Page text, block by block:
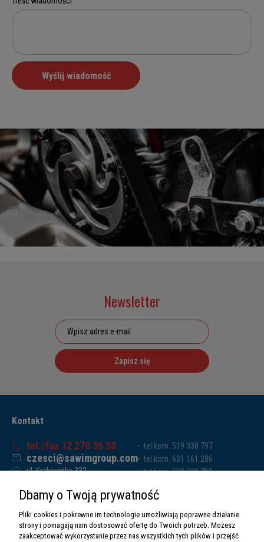
Newsletter
Zapisz się
Kontakt
tel./fax 12 270 36 50
czesci@sawimgroup.com
ul. Krakowska 332,
Sawim Group Mariusz Zdyb sp. k.
NIP: 5130284470
REGON: 5246591010
tel.kom. 519 338 797
tel.kom. 601 161 286
tel.kom. 519 338 793
Dbamy o Twoją prywatność
Pliki cookies i pokrewne im technologie umożliwiają poprawne działanie
strony i pomagają nam dostosować ofertę do Twoich potrzeb. Możesz
zaakceptować wykorzystanie przez nas wszystkich tych plików i przejść